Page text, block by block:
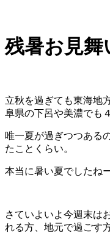
残暑お見
立秋を過ぎても東海地
阜県の下呂や美濃でも
唯一夏が過ぎつつある
たことくらい。
本当に暑い夏でしたね
さていよいよ今週末は
れる方、地元で過ごす